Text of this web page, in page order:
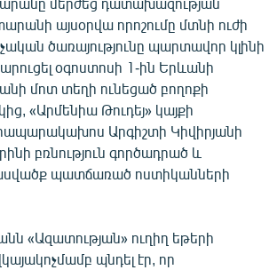
այսօրվա որոշումը մտնի ուժի
ծառայությունը պարտավոր կլինի
օգոստոսի 1-ին Երևանի
մոտ տեղի ունեցած բողոքի
«Արմենիա Թուդեյ» կայքի
Արգիշտի Կիվիրյանի
բռնություն գործադրած և
պատճառած ոստիկանների
«Ազատության» ուղիղ եթերի
պնդել էր, որ